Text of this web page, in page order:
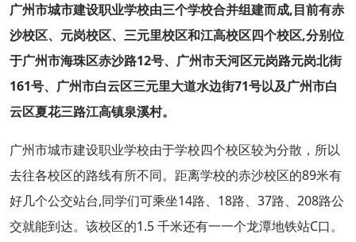
广州市城市建设职业学校由三个学校合并组建而成,目前有赤
沙校区、元岗校区、三元里校区和江高校区四个校区,分别位
于广州市海珠区赤沙路12号、广州市天河区元岗路元岗北街
161号、广州市白云区三元里大道水边街71号以及广州市白
云区夏花三路江高镇泉溪村。
广州市城市建设职业学校由于学校四个校区较为分散，所以
去往各校区的路线有所不同。距离学校的赤沙校区的89米有
好几个公交站台,同学们可乘坐14路、18路、37路、208路公
交就能到达。该校区的1.5 千米还有一一个龙潭地铁站C口。